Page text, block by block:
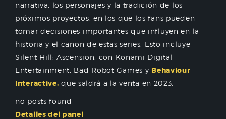
narrativa, los personajes y la tradición de los
próximos proyectos, en los que los fans pueden
tomar decisiones importantes que influyen en la
historia y el canon de estas series. Esto incluye
Silent Hill: Ascension, con Konami Digital
Entertainment, Bad Robot Games y Behaviour
Interactive, que saldrá a la venta en 2023.
no posts found
Detalles del panel